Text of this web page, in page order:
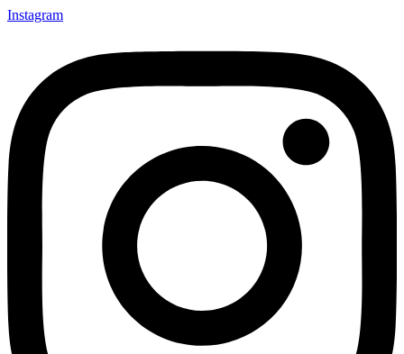
Instagram